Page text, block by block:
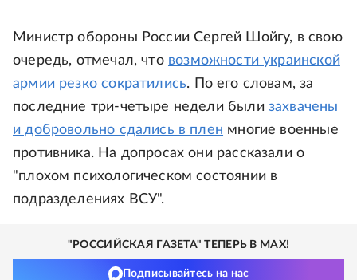
Министр обороны России Сергей Шойгу, в свою
очередь, отмечал, что возможности украинской
армии резко сократились. По его словам, за
последние три-четыре недели были захвачены
и добровольно сдались в плен многие военные
противника. На допросах они рассказали о
"плохом психологическом состоянии в
подразделениях ВСУ".
"РОССИЙСКАЯ ГАЗЕТА" ТЕПЕРЬ В MAX!
Подписывайтесь на нас